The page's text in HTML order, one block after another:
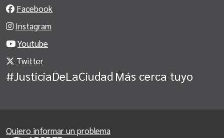
Facebook
Instagram
Youtube
Twitter
#JusticiaDeLaCiudad Más cerca tuyo
Quiero informar un problema